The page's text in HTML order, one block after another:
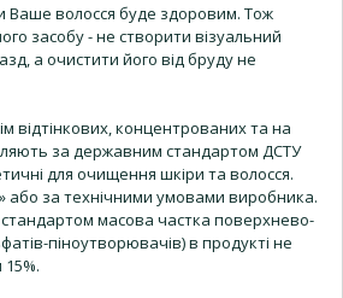
Ваше волосся буде здоровим. Тож
засобу - не створити візуальний
а очистити його від бруду не
відтінкових, концентрованих та на
за державним стандартом ДСТУ
для очищення шкіри та волосся.
або за технічними умовами виробника.
стандартом масова частка поверхнево-
піноутворювачів) в продукті не